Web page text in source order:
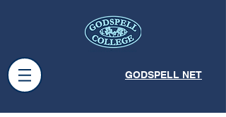
GODSPELL NET